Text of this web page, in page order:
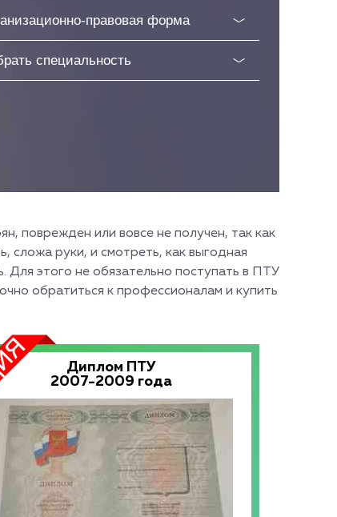
поврежден или вовсе не получен, так как
сложа руки, и смотреть, как выгодная
Для этого не обязательно поступать в ПТУ
обратиться к профессионалам и купить
Диплом ПТУ
2007-2009 года